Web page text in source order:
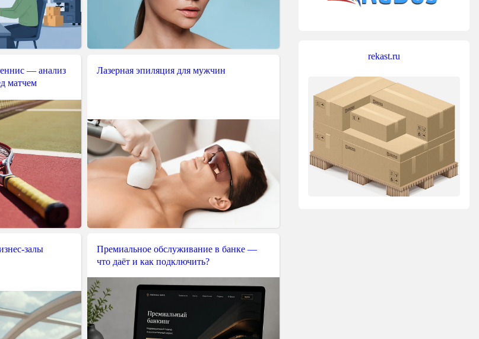
— анализ
матчем
Лазерная эпиляция для мужчин
залы
Премиальное обслуживание в банке —
что даёт и как подключить?
rekast.ru